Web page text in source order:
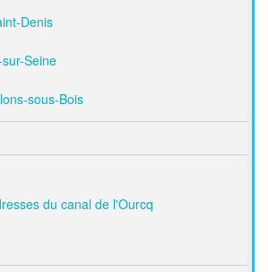
Denis
Seine
sous-Bois
du canal de l'Ourcq